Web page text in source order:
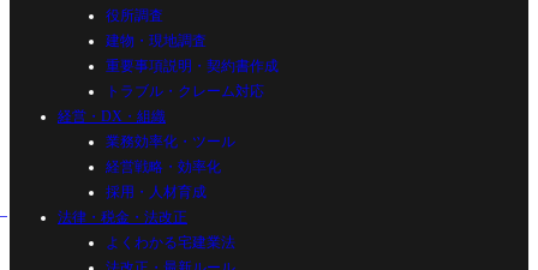
役所調査
建物・現地調査
重要事項説明・契約書作成
トラブル・クレーム対応
経営・DX・組織
業務効率化・ツール
経営戦略・効率化
採用・人材育成
法律・税金・法改正
よくわかる宅建業法